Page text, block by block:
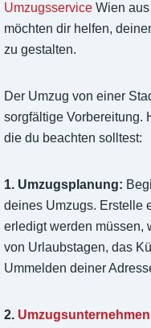
Umzugsservice Wien
möchten dir helfen,
zu gestalten.
Der Umzug von einer
sorgfältige Vorbereitung.
die du beachten solltest:
1. Umzugsplanung:
deines Umzugs. Erstelle
erledigt werden müssen,
von Urlaubstagen, das
Ummelden deiner
2. Umzugsunternehmen